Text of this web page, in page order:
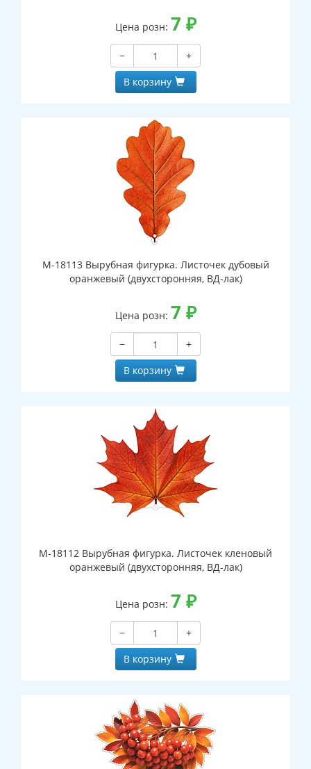
Цена розн: 7 ₽
−
+
В корзину
М-18113 Вырубная фигурка. Листочек дубовый
оранжевый (двухсторонняя, ВД-лак)
Цена розн: 7 ₽
−
+
В корзину
М-18112 Вырубная фигурка. Листочек кленовый
оранжевый (двухсторонняя, ВД-лак)
Цена розн: 7 ₽
−
+
В корзину